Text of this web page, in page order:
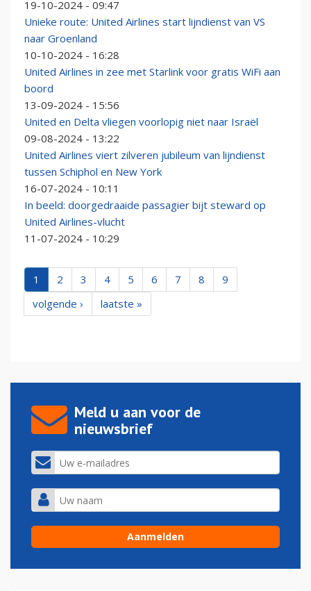
19-10-2024 - 09:47
Unieke route: United Airlines start lijndienst van VS
naar Groenland
10-10-2024 - 16:28
United Airlines in zee met Starlink voor gratis WiFi aan
boord
13-09-2024 - 15:56
United en Delta vliegen voorlopig niet naar Israël
09-08-2024 - 13:22
United Airlines viert zilveren jubileum van lijndienst
tussen Schiphol en New York
16-07-2024 - 10:11
In beeld: doorgedraaide passagier bijt steward op
United Airlines-vlucht
11-07-2024 - 10:29
1 2 3 4 5 6 7 8
9
volgende ›
laatste »
Meld u aan voor de
nieuwsbrief